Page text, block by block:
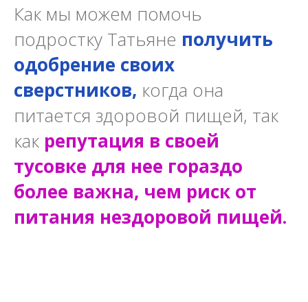
Как мы можем помочь
подростку Татьяне получить
одобрение своих
сверстников, когда она
питается здоровой пищей, так
как репутация в своей
тусовке для нее гораздо
более важна, чем риск от
питания нездоровой пищей.